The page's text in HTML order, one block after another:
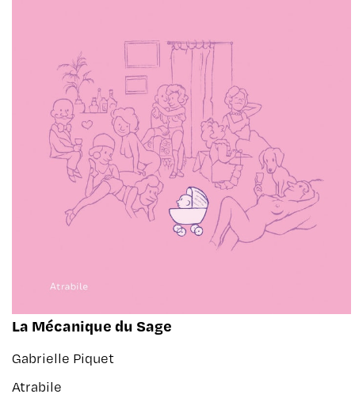
La Mécanique du Sage
Gabrielle Piquet
Atrabile